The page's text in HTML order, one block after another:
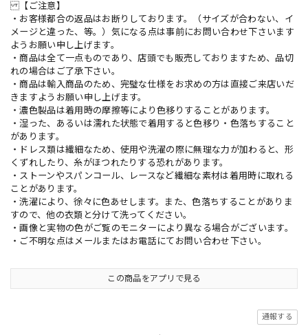
【ご注意】
・お客様都合の返品はお断りしております。（サイズが合わない、イ
メージと違った、等。）気になる点は事前にお問い合わせ下さいます
ようお願い申し上げます。
・商品は全て一点ものであり、店頭でも販売しておりますため、品切
れの場合はご了承下さい。
・商品は輸入商品のため、完璧な仕様をお求めの方は直接ご来店いだ
きますようお願い申し上げます。
・濃色製品は着用時の摩擦等により色移りすることがあります。
・湿った、あるいは濡れた状態で着用すると色移り・色落ちすること
があります。
・ドレス類は繊細なため、使用や洗濯の際に無理な力が加わると、形
くずれしたり、糸がほつれたりする恐れがあります。
・ストーンやスパンコール、レースなど繊細な素材は着用時に取れる
ことがあります。
・洗濯により、徐々に色あせします。また、色落ちすることがありま
すので、他の衣類と分けて洗ってください。
・画像と実物の色がご覧のモニターにより異なる場合がございます。
・ご不明な点はメールまたはお電話にてお問い合わせ下さい。
この商品をアプリで見る
通報する